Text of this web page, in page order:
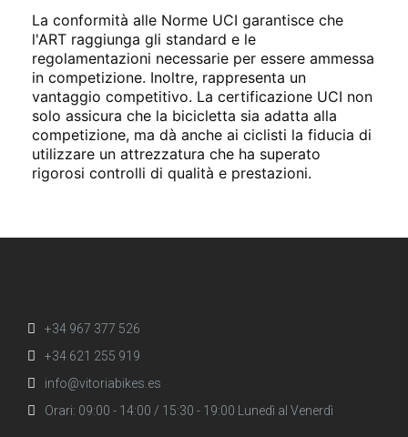
La conformità alle Norme UCI garantisce che
l'ART raggiunga gli standard e le
regolamentazioni necessarie per essere ammessa
in competizione. Inoltre, rappresenta un
vantaggio competitivo. La certificazione UCI non
solo assicura che la bicicletta sia adatta alla
competizione, ma dà anche ai ciclisti la fiducia di
utilizzare un attrezzatura che ha superato
rigorosi controlli di qualità e prestazioni.
+34 967 377 526
+34 621 255 919
info@vitoriabikes.es
Orari: 09:00 - 14:00 / 15:30 - 19:00 Lunedì al Venerdì